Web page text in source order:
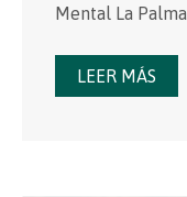
Mental La Palma.
LEER MÁS